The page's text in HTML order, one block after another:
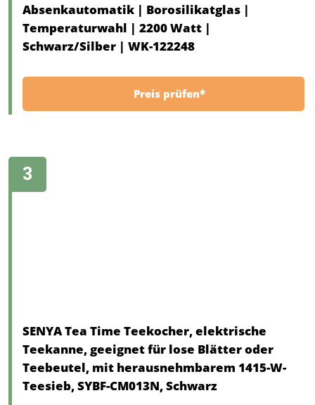
Absenkautomatik | Borosilikatglas |
Temperaturwahl | 2200 Watt |
Schwarz/Silber | WK-122248
Preis prüfen*
SENYA Tea Time Teekocher, elektrische
Teekanne, geeignet für lose Blätter oder
Teebeutel, mit herausnehmbarem 1415-W-
Teesieb, SYBF-CM013N, Schwarz